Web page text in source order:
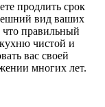
продлить срок
вид ваших
правильный
чистой и
вас своей
многих лет.